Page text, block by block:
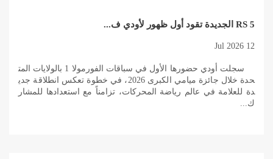
RS 5 الجديدة تقود أول ظهور لأودي ف...
12 Jul 2026
سجلت أودي حضورها الأول في سباقات الفورمولا 1 بالولايات المت
حدة خلال جائزة ميامي الكبرى 2026، في خطوة تعكس انطلاقة جدي
دة للعلامة في عالم رياضة المحركات، تزامناً مع استعدادها للمشار
ك...